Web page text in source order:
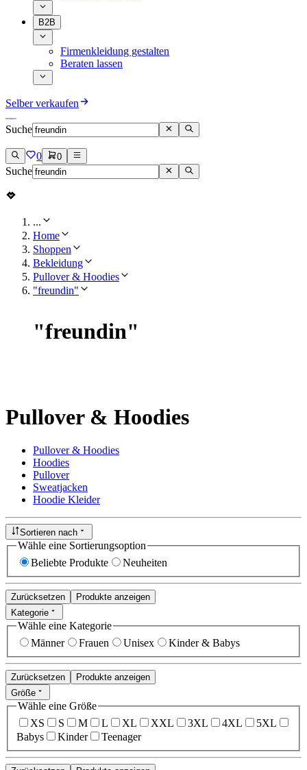
B2B
Firmenkleidung gestalten
Beraten lassen
Selber verkaufen
Suche
0 0
Suche
...
Home
Shoppen
Bekleidung
Pullover & Hoodies
"freundin"
"freundin"
Pullover & Hoodies
Pullover & Hoodies
Hoodies
Pullover
Sweatjacken
Hoodie Kleider
Sortieren nach
Wähle eine Sortierungsoption
Beliebte Produkte
Neuheiten
Zurücksetzen
Produkte anzeigen
Kategorie
Wähle eine Kategorie
Männer
Frauen Unisex Kinder & Babys
Zurücksetzen
Produkte anzeigen
Größe
Wähle eine Größe
XS
S M L XL XXL 3XL 4XL
5XL
Babys
Kinder Teenager